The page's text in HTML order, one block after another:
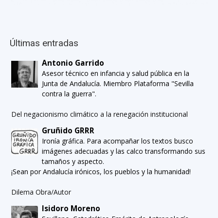
Últimas entradas
Antonio Garrido
Asesor técnico en infancia y salud pública en la
Junta de Andalucía. Miembro Plataforma "Sevilla
contra la guerra".
Del negacionismo climático a la renegación institucional
Gruñido GRRR
Ironía gráfica. Para acompañar los textos busco
imágenes adecuadas y las calco transformando sus
tamaños y aspecto.
¡Sean por Andalucía irónicos, los pueblos y la humanidad!
Dilema Obra/Autor
Isidoro Moreno